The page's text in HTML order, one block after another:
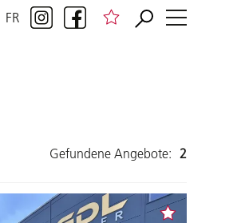
FR
Gefundene Angebote: 2